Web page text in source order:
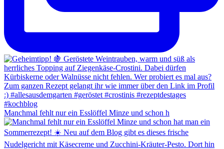
Manchmal fehlt nur ein Esslöffel Minze und schon h